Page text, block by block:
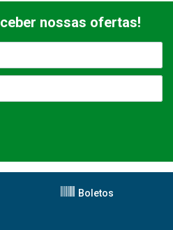
nossas ofertas!
Boletos